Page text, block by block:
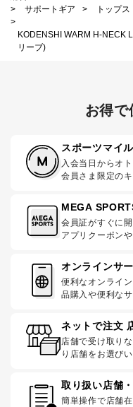
>
サポートギア >
トップス
>
KODENSHI WARM H-NECK
リーブ)
お得で
スポーツマイ
入会当日からオ
会員さま限定の
MEGA
会員証がすぐに開
アプリクーポン
オンラインサ
便利なオンライ
品購入や便利な
ネットで注文
店舗で受け取り
り店舗をお選び
取り扱い店舗
簡単操作で店舗